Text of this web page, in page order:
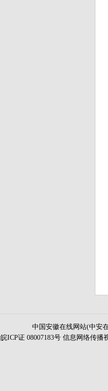
中国安徽在线网站(中安
皖ICP证 08007183号 信息网络传播